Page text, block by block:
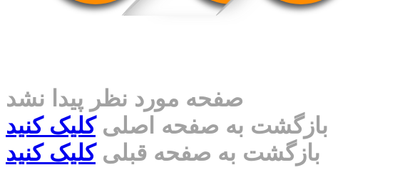
صفحه مورد نظر پیدا نشد
بازگشت به صفحه اصلیکلیک کنید
بازگشت به صفحه قبلیکلیک کنید